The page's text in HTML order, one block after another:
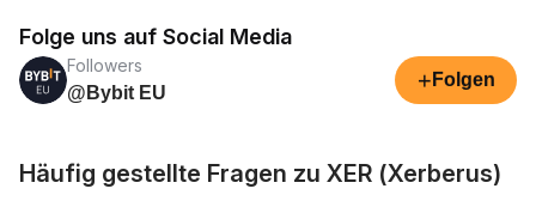
Folge uns auf Social Media
Followers
@Bybit EU
+ Folgen
Häufig gestellte Fragen zu XER (Xerberus)